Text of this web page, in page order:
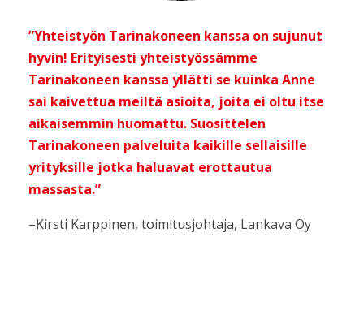
”Yhteistyön Tarinakoneen kanssa on sujunut
hyvin! Erityisesti yhteistyössämme
Tarinakoneen kanssa yllätti se kuinka Anne
sai kaivettua meiltä asioita, joita ei oltu itse
aikaisemmin huomattu. Suosittelen
Tarinakoneen palveluita kaikille sellaisille
yrityksille jotka haluavat erottautua
massasta.”
–Kirsti Karppinen, toimitusjohtaja, Lankava Oy